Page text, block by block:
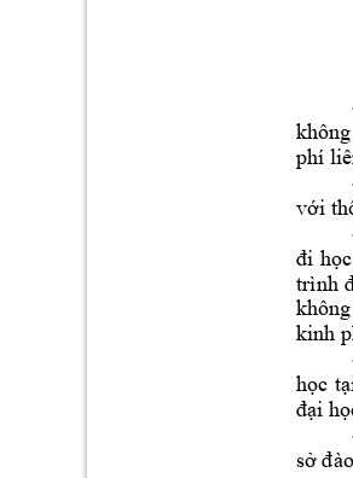
phí
với
đi học
trình
không
kinh
học tạ
đại họ
sở